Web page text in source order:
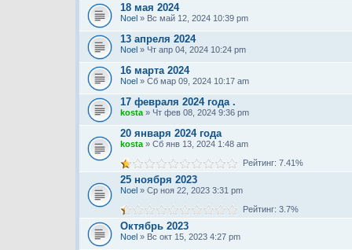
18 мая 2024
Noel » Вс май 12, 2024 10:39 pm
13 апреля 2024
Noel » Чт апр 04, 2024 10:24 pm
16 марта 2024
Noel » Сб мар 09, 2024 10:17 am
17 февраля 2024 года .
kosta » Чт фев 08, 2024 9:36 pm
20 января 2024 года
kosta » Сб янв 13, 2024 1:48 am
Рейтинг: 7.41%
25 ноября 2023
Noel » Ср ноя 22, 2023 3:31 pm
Рейтинг: 3.7%
Октябрь 2023
Noel » Вс окт 15, 2023 4:27 pm